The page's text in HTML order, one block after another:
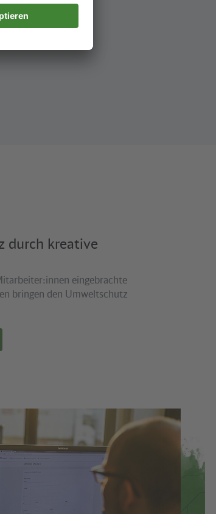
eine Zumutung
durch kreative
eingebrachte
bringen den Umweltschutz